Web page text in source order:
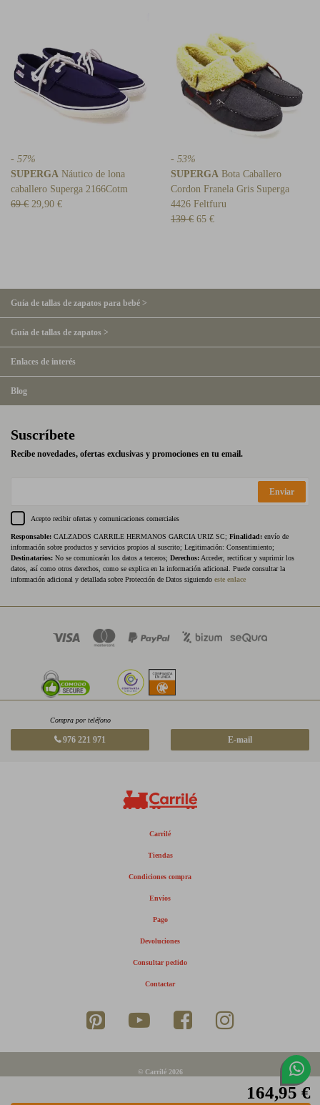
164,95 €
- 57%
SUPERGA Náutico de lona
caballero Superga 2166Cotm
69 € 29,90 €
- 53%
SUPERGA Bota Caballero
Cordon Franela Gris Superga
4426 Feltfuru
139 € 65 €
Guía de tallas de zapatos para bebé >
Guía de tallas de zapatos >
Enlaces de interés
Blog
Suscríbete
Recibe novedades, ofertas exclusivas y promociones en tu email.
Enviar
Acepto recibir ofertas y comunicaciones comerciales
Responsable: CALZADOS CARRILE HERMANOS GARCIA URIZ SC; Finalidad: envío de
información sobre productos y servicios propios al suscrito; Legitimación: Consentimiento;
Destinatarios: No se comunicarán los datos a terceros; Derechos: Acceder, rectificar y suprimir los
datos, así como otros derechos, como se explica en la información adicional. Puede consultar la
información adicional y detallada sobre Protección de Datos siguiendo este enlace
Compra por teléfono
976 221 971 E-mail
Carrilé
Tiendas
Condiciones compra
Envíos
Pago
Devoluciones
Consultar pedido
Contactar
© Carrilé 2026